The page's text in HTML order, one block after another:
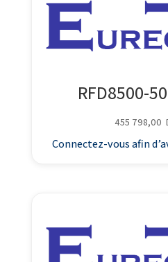
RFD8500-
455 798,00
Connectez-vous afin